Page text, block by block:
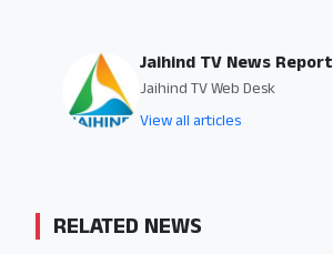
Jaihind TV News Report
Jaihind TV Web Desk
View all articles
RELATED NEWS